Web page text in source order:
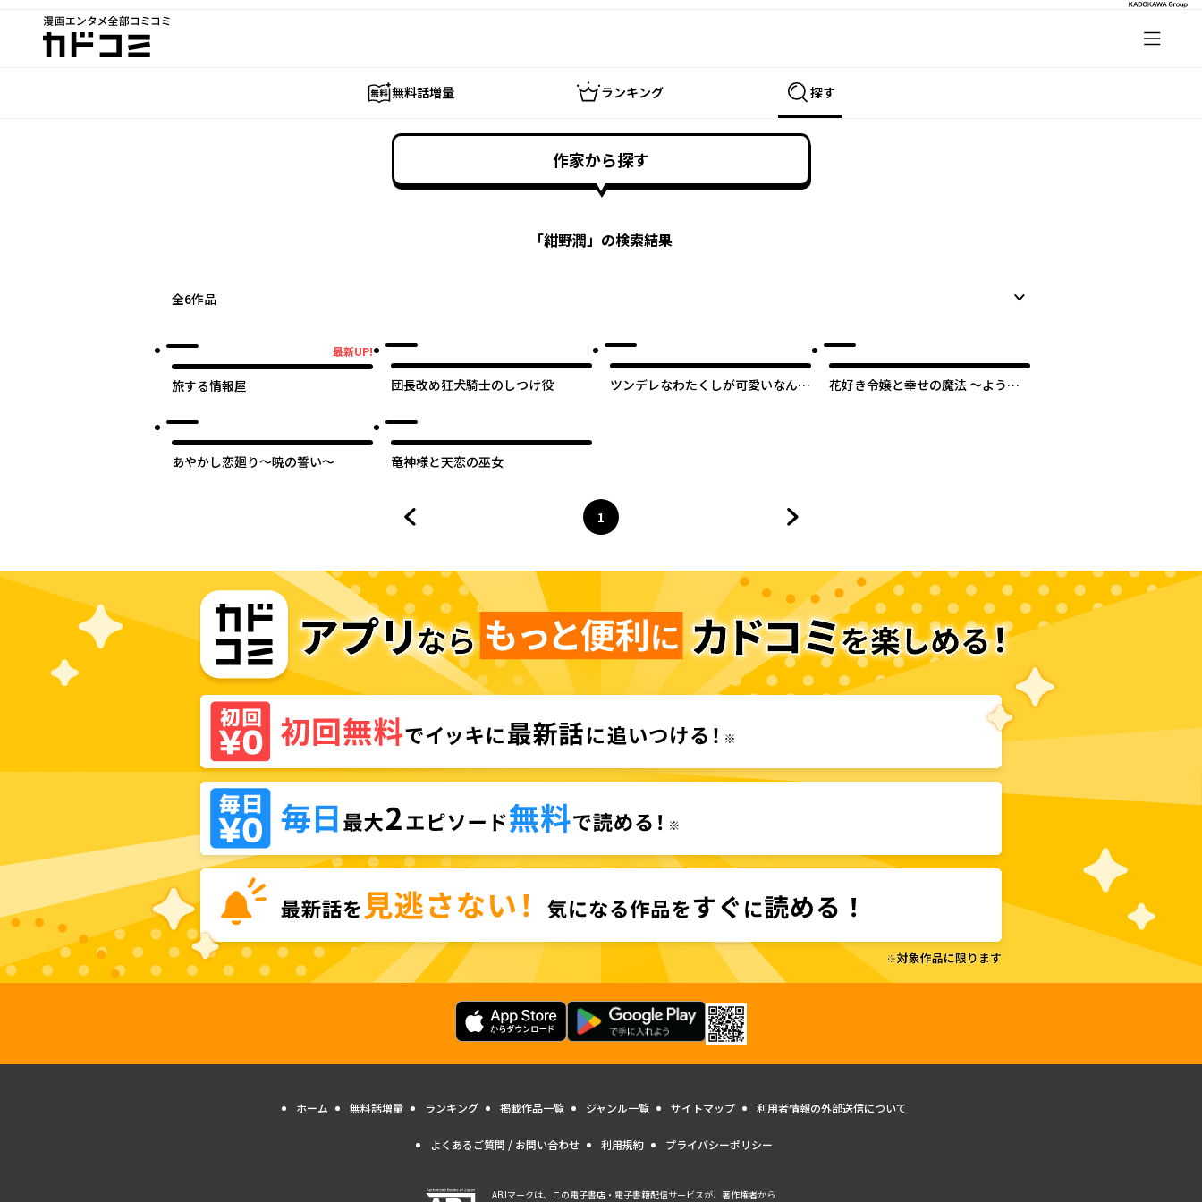
漫画エンタメ全部コミコミ
カドコミ
無料話増量 ランキング 探す
作家から探す
「紺野潤」の検索結果
全6作品
最新UP!
旅する情報屋 団長改め狂犬騎士のしつけ役
ツンデレなわたくしが可愛いなんて
花好き令嬢と幸せの魔法 ～ようこ
あやかし恋廻り～暁の誓い～ 竜神様と天恋の巫女
ページ
1
へ
ホーム 無料話増量 ランキング 掲載作品一覧 ジャンル一覧 サイトマップ 利用者情報の外部送信について
よくあるご質問 / お問い合わせ 利用規約 プライバシーポリシー
ABJマークは、この電子書店・電子書籍配信サービスが、著作権者から